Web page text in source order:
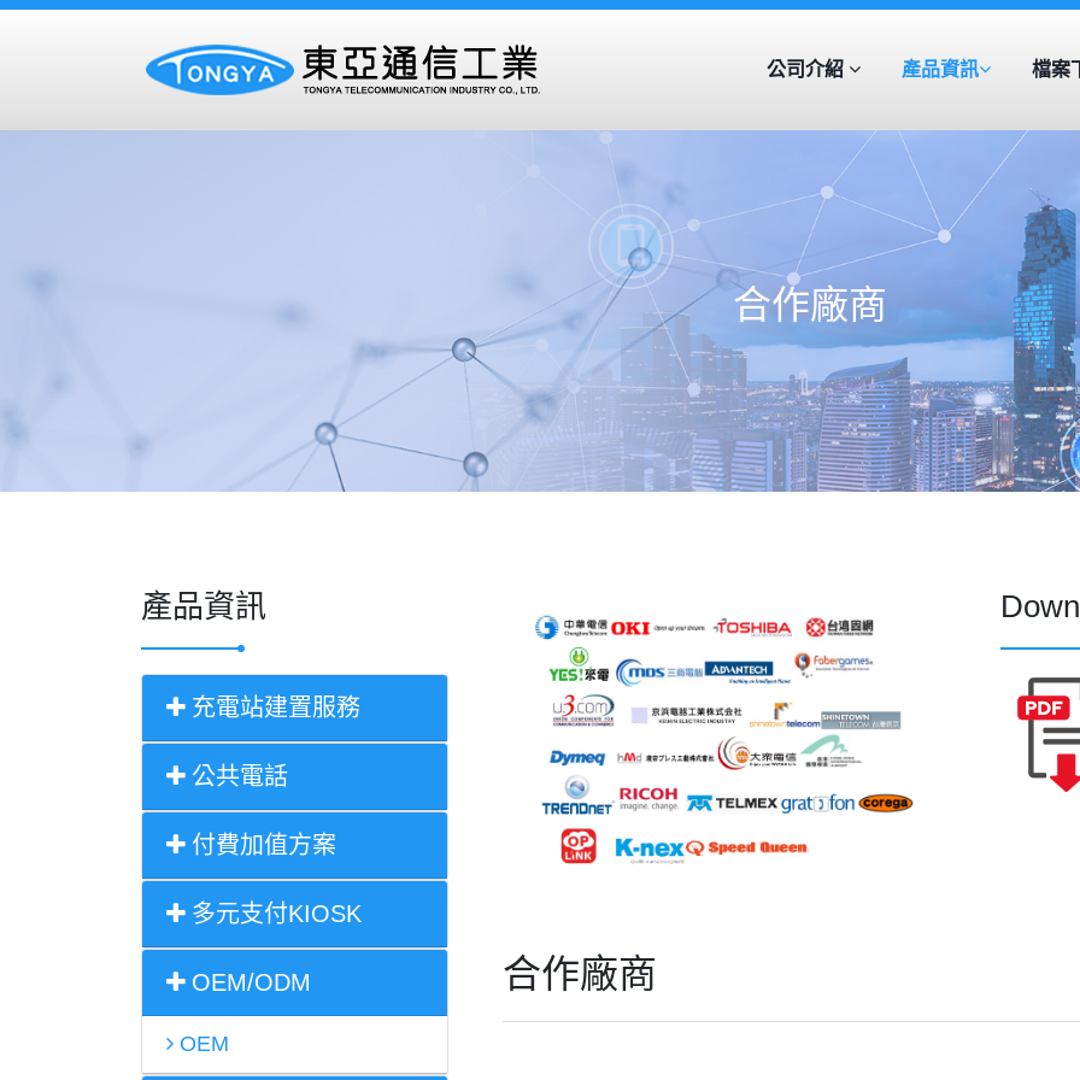
公司介紹 產品資訊 檔案
合作廠商
產品資訊
充電站建置服務
公共電話
付費加值方案
多元支付KIOSK
OEM/ODM
OEM
合作廠商